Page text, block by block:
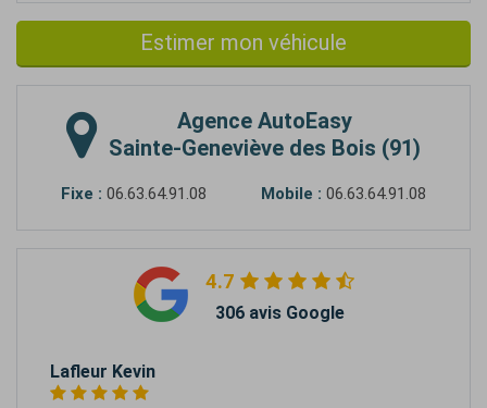
Estimer mon véhicule
Agence AutoEasy
Sainte-Geneviève des Bois (91)
Fixe : 06.63.64.91.08 Mobile : 06.63.64.91.08
4.7
306 avis Google
Lafleur Kevin